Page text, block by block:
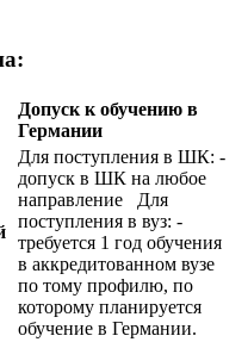
Допуск к обучению в
Германии
Для поступления в ШК: -
допуск в ШК на любое
направление Для
поступления в вуз: -
требуется 1 год обучения
в аккредитованном вузе
по тому профилю, по
которому планируется
обучение в Германии.